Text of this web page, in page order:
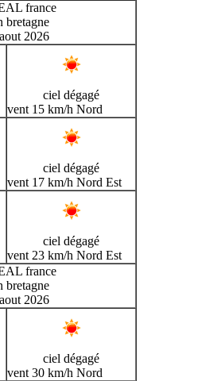
france
bretagne
2026
ciel dégagé
vent 15 km/h Nord
ciel dégagé
vent 17 km/h Nord Est
ciel dégagé
vent 23 km/h Nord Est
france
bretagne
2026
ciel dégagé
vent 30 km/h Nord